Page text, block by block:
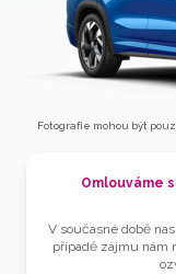
Fotografie mohou být
Omlouváme
V současné době
případě zájmu nám